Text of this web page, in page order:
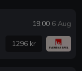
19:00 6 Aug
1296 kr